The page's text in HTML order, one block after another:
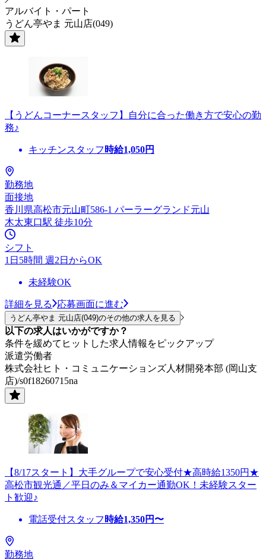
アルバイト・パート
うどん亭やま 元山店(049)
【うどんコーナースタッフ】自分に合った働き方で安心の勤
務♪
キッチンスタッフ 時給1,050円
勤務地
面接地
香川県高松市元山町586-1 パーラーグランド元山
木太東口駅 徒歩10分
シフト
1日5時間 週2日からOK
未経験OK
詳細を見る 応募画面に進む
うどん亭やま 元山店(049)のその他の求人を見る
以下の求人はいかがですか？
条件を緩めてヒットした求人情報をピックアップ
派遣労働者
株式会社ヒト・コミュニケーションズ人材開発本部 (岡山支
店)/s0f18260715na
【8/17スタート】大手グループで安心受付★高時給1350円★
高松市観光通／平日のみ＆マイカー通勤OK！未経験スター
ト歓迎♪
電話受付スタッフ 時給1,350円〜
勤務地